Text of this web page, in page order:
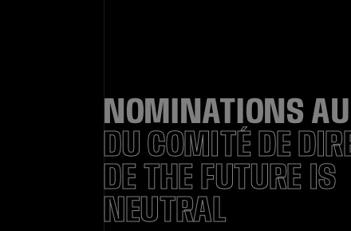
NOMINATIONS
DU COMITÉ DE
DE THE FUTURE IS
NEUTRAL